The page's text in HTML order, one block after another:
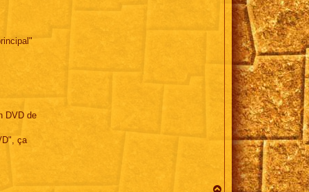
DVD de
ça